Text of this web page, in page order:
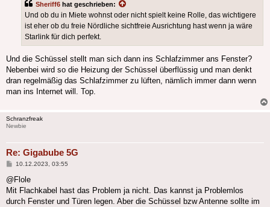
Sheriff6 hat geschrieben:
Und ob du in Miete wohnst oder nicht spielt keine Rolle, das wichtigere
ist eher ob du freie Nördliche sichtfreie Ausrichtung hast wenn ja wäre
Starlink für dich perfekt.
Und die Schüssel stellt man sich dann ins Schlafzimmer ans Fenster?
Nebenbei wird so die Heizung der Schüssel überflüssig und man denkt
dran regelmäßig das Schlafzimmer zu lüften, nämlich immer dann wenn
man ins Internet will. Top.
Schranzfreak
Newbie
Re: Gigabube 5G
Beitrag
10.12.2023, 03:55
@Flole
Mit Flachkabel hast das Problem ja nicht. Das kannst ja Problemlos
durch Fenster und Türen legen. Aber die Schüssel bzw Antenne sollte im